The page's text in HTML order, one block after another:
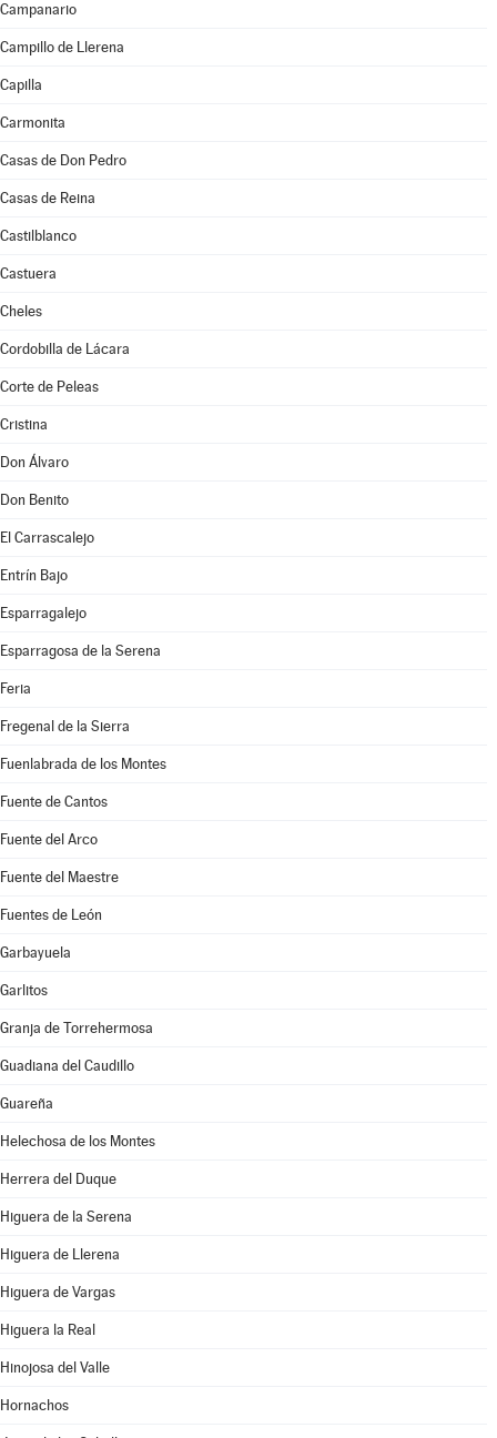
Campanario
Campillo de Llerena
Capilla
Carmonita
Casas de Don Pedro
Casas de Reina
Castilblanco
Castuera
Cheles
Cordobilla de Lácara
Corte de Peleas
Cristina
Don Álvaro
Don Benito
El Carrascalejo
Entrín Bajo
Esparragalejo
Esparragosa de la Serena
Feria
Fregenal de la Sierra
Fuenlabrada de los Montes
Fuente de Cantos
Fuente del Arco
Fuente del Maestre
Fuentes de León
Garbayuela
Garlitos
Granja de Torrehermosa
Guadiana del Caudillo
Guareña
Helechosa de los Montes
Herrera del Duque
Higuera de la Serena
Higuera de Llerena
Higuera de Vargas
Higuera la Real
Hinojosa del Valle
Hornachos